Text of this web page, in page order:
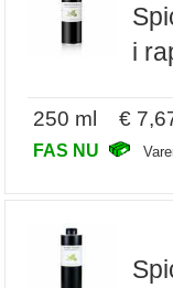
i
250 ml €
FAS NU